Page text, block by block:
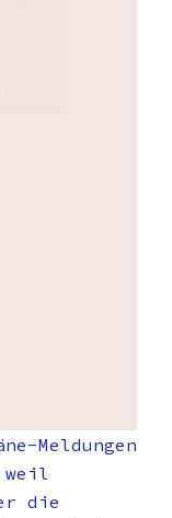
Meldungen
weil
die